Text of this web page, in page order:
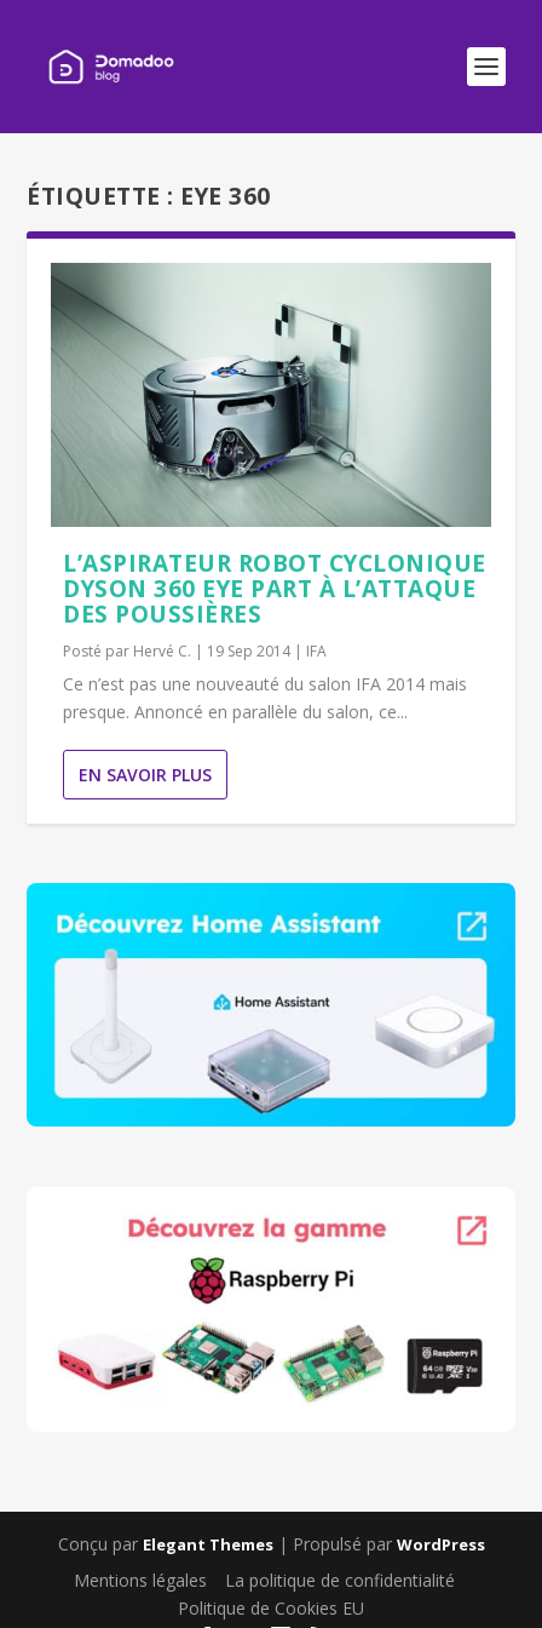
ÉTIQUETTE : EYE 360
L’ASPIRATEUR ROBOT CYCLONIQUE
DYSON 360 EYE PART À L’ATTAQUE
DES POUSSIÈRES
Posté par Hervé C. | 19 Sep 2014| IFA
Ce n’est pas une nouveauté du salon IFA 2014 mais
presque. Annoncé en parallèle du salon, ce...
EN SAVOIR PLUS
Conçu par Elegant Themes| Propulsé par WordPress
Mentions légales
La politique de confidentialité
Politique de Cookies EU